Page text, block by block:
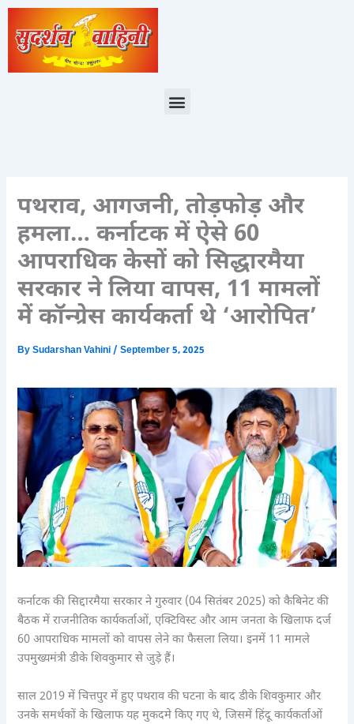
Skip
content
Menu
पथराव, आगजनी, तोड़फोड़ और
हमला… कर्नाटक में ऐसे 60
आपराधिक केसों को सिद्धारमैया
सरकार ने लिया वापस, 11 मामलों
में कॉन्ग्रेस कार्यकर्ता थे ‘आरोपित’
BySudarshan Vahini/September 5, 2025
कर्नाटक की सिद्दारमैया सरकार ने गुरुवार (04 सितंबर 2025) को कैबिनेट की
बैठक में राजनीतिक कार्यकर्ताओं, एक्टिविस्ट और आम जनता के खिलाफ दर्ज
60 आपराधिक मामलों को वापस लेने का फैसला लिया। इनमें 11 मामले
उपमुख्यमंत्री डीके शिवकुमार से जुड़े हैं।
साल 2019 में चित्तपुर में हुए पथराव की घटना के बाद डीके शिवकुमार और
उनके समर्थकों के खिलाफ यह मुकदमे किए गए थे, जिसमें हिंदू कार्यकर्ताओं